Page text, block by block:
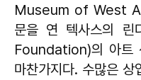
Museum of West
문을 연 텍사스의
Foundation)의 아트
마찬가지다. 수많은 상